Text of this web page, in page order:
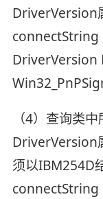
DriverVersion
connectString
DriverVersion
（4）查询类
DriverVersion
须以IBM254D
connectString